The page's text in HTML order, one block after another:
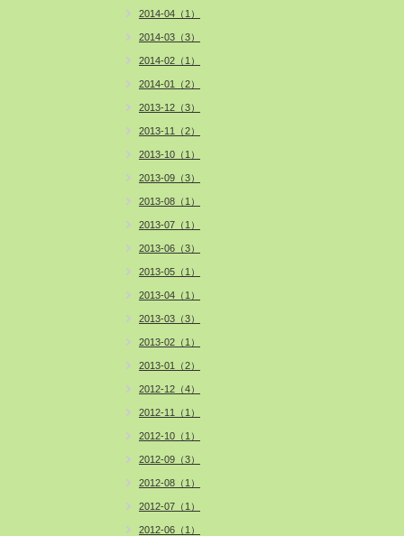
2014-04（1）
2014-03（3）
2014-02（1）
2014-01（2）
2013-12（3）
2013-11（2）
2013-10（1）
2013-09（3）
2013-08（1）
2013-07（1）
2013-06（3）
2013-05（1）
2013-04（1）
2013-03（3）
2013-02（1）
2013-01（2）
2012-12（4）
2012-11（1）
2012-10（1）
2012-09（3）
2012-08（1）
2012-07（1）
2012-06（1）